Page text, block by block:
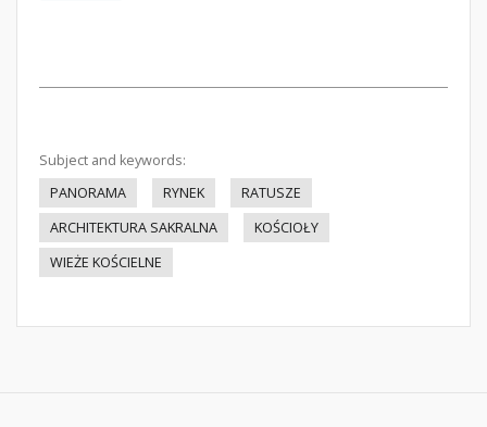
Subject and keywords:
PANORAMA
RYNEK
RATUSZE
ARCHITEKTURA SAKRALNA
KOŚCIOŁY
WIEŻE KOŚCIELNE